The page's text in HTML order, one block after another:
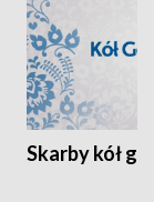
Skarby kół